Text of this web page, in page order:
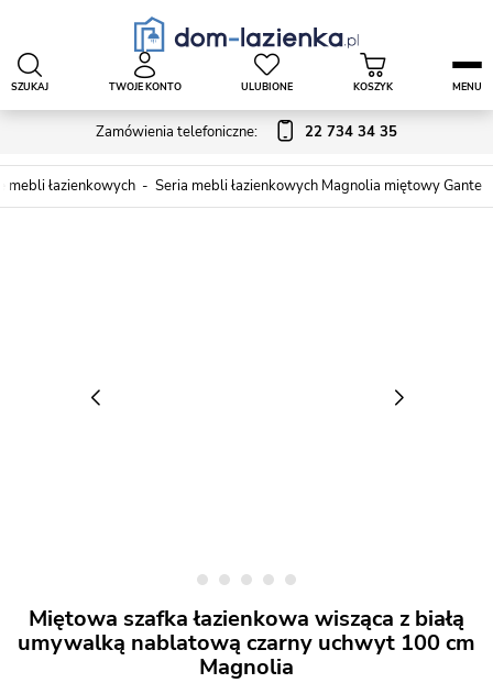
Zamówienia telefoniczne: 22 734 34 35
SZUKAJ TWOJE KONTO ULUBIONE KOSZYK MENU
mebli łazienkowych Seria mebli łazienkowych Magnolia miętowy Gante
Miętowa szafka łazienkowa wisząca z białą
umywalką nablatową czarny uchwyt 100 cm
Magnolia